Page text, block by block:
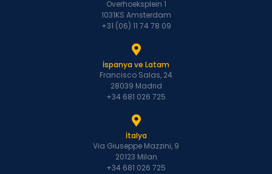
Overhoeksplein 1
1031KS Amsterdam
+31 (06) 11 74 78 09
İspanya ve Latam
Francisco Salas, 24
28039 Madrid
+34 681 026 725
İtalya
Via Giuseppe Mazzini, 9
20123 Milan
+34 681 026 725